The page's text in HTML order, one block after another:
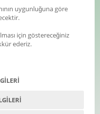
uygunluğuna göre
için göstereceğiniz
ederiz.